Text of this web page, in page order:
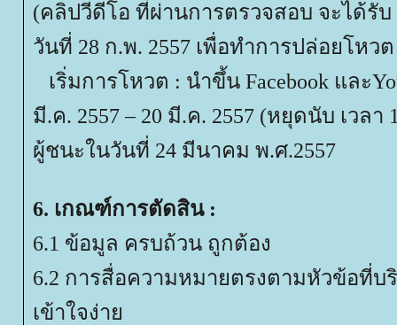
(คลิปวีดีโอ ที่ผ่านการตรวจสอบ จะได้รั
วันที่ 28 ก.พ. 2557 เพื่อทำการปล่อยโหวต
เริ่มการโหวต : นำขึ้น Facebook และ
มี.ค. 2557 – 20 มี.ค. 2557 (หยุดนับ เวลา
ผู้ชนะในวันที่ 24 มีนาคม พ.ศ.2557
6. เกณฑ์การตัดสิน :
6.1 ข้อมูล ครบถ้วน ถูกต้อง
6.2 การสื่อความหมายตรงตามหัวข้อที่
เข้าใจง่า